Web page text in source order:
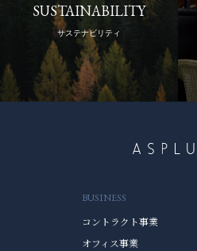
SUSTAINABILITY
サステナビリティ
BUSINESS
コントラクト事業
オフィス事業